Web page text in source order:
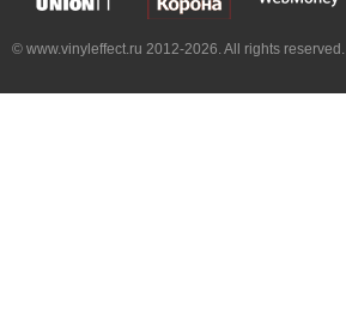
© www.vinyleffect.ru 2012-2026. All rights reserved.